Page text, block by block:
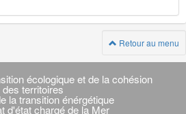
Retour au menu
écologique et de la cohésion
des territoires
la transition énérgétique
d'état chargé de la Mer